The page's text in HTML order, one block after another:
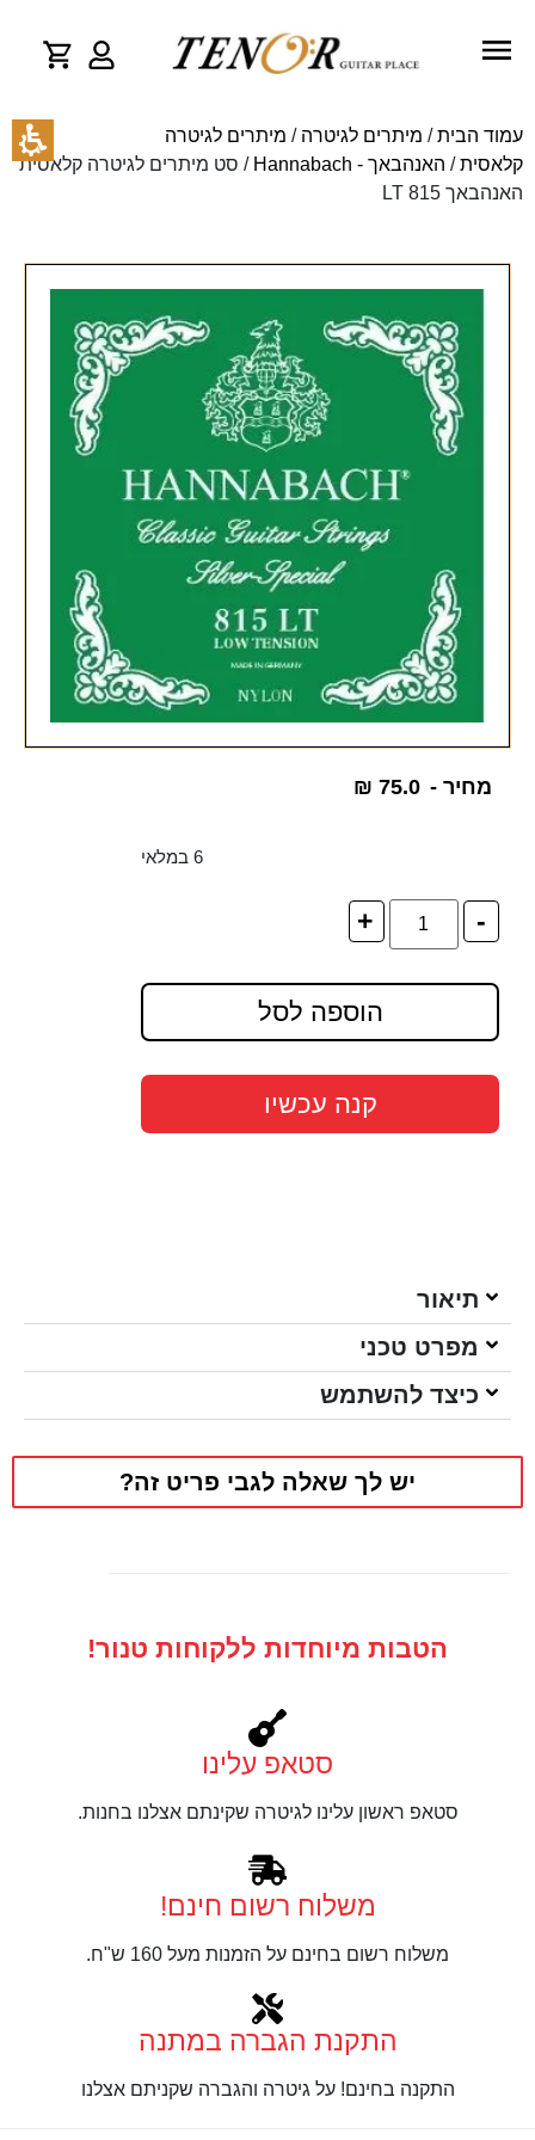
עמוד הבית/ מיתרים לגיטרה / מיתרים לגיטרה
קלאסית/ האנהבאך - Hannabach
/ סט מיתרים לגיטרה קלאסית
האנהבאך 815 LT
מחיר - ₪ 75.0
6 במלאי
-
+
הוספה לסל
קנה עכשיו
תיאור
מפרט טכני
כיצד להשתמש
יש לך שאלה לגבי פריט זה?
הטבות מיוחדות ללקוחות טנור!
סטאפ עלינו
סטאפ ראשון עלינו לגיטרה שקינתם אצלנו בחנות.
משלוח רשום חינם!
משלוח רשום בחינם על הזמנות מעל 160 ש"ח.
התקנת הגברה במתנה
התקנה בחינם! על גיטרה והגברה שקניתם אצלנו